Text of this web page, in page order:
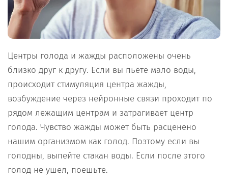
Центры голода и жажды расположены очень
близко друг к другу. Если вы пьёте мало воды,
происходит стимуляция центра жажды,
возбуждение через нейронные связи проходит по
рядом лежащим центрам и затрагивает центр
голода. Чувство жажды может быть расценено
нашим организмом как голод. Поэтому если вы
голодны, выпейте стакан воды. Если после этого
голод не ушел, поешьте.